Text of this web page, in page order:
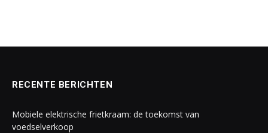
RECENTE BERICHTEN
Mobiele elektrische frietkraam: de toekomst van
voedselverkoop